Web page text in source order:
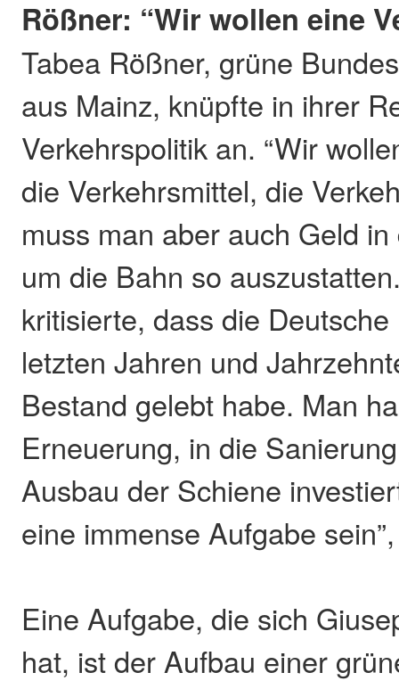
Rößner: “Wir wollen eine
Tabea Rößner, grüne
aus Mainz, knüpfte in ihrer
Verkehrspolitik an. “Wir
die Verkehrsmittel, die
muss man aber auch Geld
um die Bahn so
kritisierte, dass die
letzten Jahren und
Bestand gelebt habe. Man
Erneuerung, in die
Ausbau der Schiene
eine immense Aufgabe
Eine Aufgabe, die sich
hat, ist der Aufbau einer